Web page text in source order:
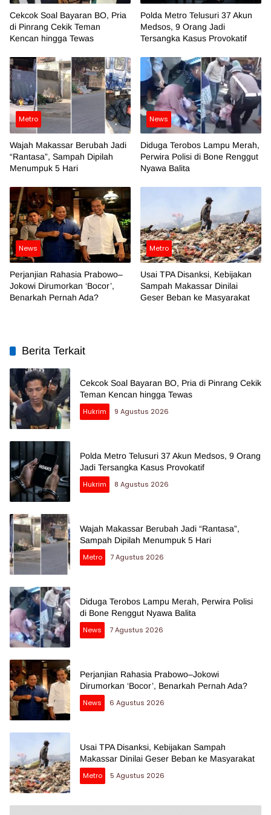
Cekcok Soal Bayaran BO, Pria
di Pinrang Cekik Teman
Kencan hingga Tewas
Polda Metro Telusuri 37 Akun
Medsos, 9 Orang Jadi
Tersangka Kasus Provokatif
Metro
Wajah Makassar Berubah Jadi
“Rantasa”, Sampah Dipilah
Menumpuk 5 Hari
News
Diduga Terobos Lampu Merah,
Perwira Polisi di Bone Renggut
Nyawa Balita
News
Perjanjian Rahasia Prabowo–
Jokowi Dirumorkan ‘Bocor’,
Benarkah Pernah Ada?
Metro
Usai TPA Disanksi, Kebijakan
Sampah Makassar Dinilai
Geser Beban ke Masyarakat
Berita Terkait
Cekcok Soal Bayaran BO, Pria di Pinrang Cekik
Teman Kencan hingga Tewas
Hukrim
9 Agustus 2026
Polda Metro Telusuri 37 Akun Medsos, 9 Orang
Jadi Tersangka Kasus Provokatif
Hukrim
8 Agustus 2026
Wajah Makassar Berubah Jadi “Rantasa”,
Sampah Dipilah Menumpuk 5 Hari
Metro
7 Agustus 2026
Diduga Terobos Lampu Merah, Perwira Polisi
di Bone Renggut Nyawa Balita
News
7 Agustus 2026
Perjanjian Rahasia Prabowo–Jokowi
Dirumorkan ‘Bocor’, Benarkah Pernah Ada?
News
6 Agustus 2026
Usai TPA Disanksi, Kebijakan Sampah
Makassar Dinilai Geser Beban ke Masyarakat
Metro
5 Agustus 2026